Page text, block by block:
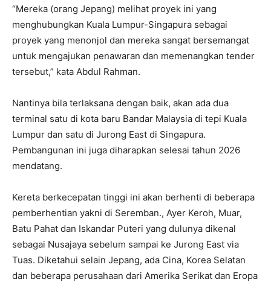
“Mereka (orang Jepang) melihat proyek ini yang
menghubungkan Kuala Lumpur-Singapura sebagai
proyek yang menonjol dan mereka sangat bersemangat
untuk mengajukan penawaran dan memenangkan tender
tersebut,” kata Abdul Rahman.
Nantinya bila terlaksana dengan baik, akan ada dua
terminal satu di kota baru Bandar Malaysia di tepi Kuala
Lumpur dan satu di Jurong East di Singapura.
Pembangunan ini juga diharapkan selesai tahun 2026
mendatang.
Kereta berkecepatan tinggi ini akan berhenti di beberapa
pemberhentian yakni di Seremban., Ayer Keroh, Muar,
Batu Pahat dan Iskandar Puteri yang dulunya dikenal
sebagai Nusajaya sebelum sampai ke Jurong East via
Tuas. Diketahui selain Jepang, ada Cina, Korea Selatan
dan beberapa perusahaan dari Amerika Serikat dan Eropa